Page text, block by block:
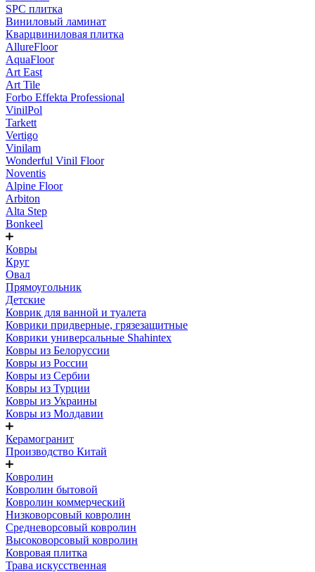
SPC плитка
Виниловый ламинат
Кварцвиниловая плитка
AllureFloor
AquaFloor
Art East
Art Tile
Forbo Effekta Professional
VinilPol
Tarkett
Vertigo
Vinilam
Wonderful Vinil Floor
Noventis
Alpine Floor
Arbiton
Alta Step
Bonkeel
Ковры
Круг
Овал
Прямоугольник
Детские
Коврик для ванной и туалета
Коврики придверные, грязезащитные
Коврики универсальные Shahintex
Ковры из Белоруссии
Ковры из России
Ковры из Сербии
Ковры из Турции
Ковры из Украины
Ковры из Молдавии
Керамогранит
Производство Китай
Ковролин
Ковролин бытовой
Ковролин коммерческий
Низковорсовый ковролин
Средневорсовый ковролин
Высоковорсовый ковролин
Ковровая плитка
Трава искусственная